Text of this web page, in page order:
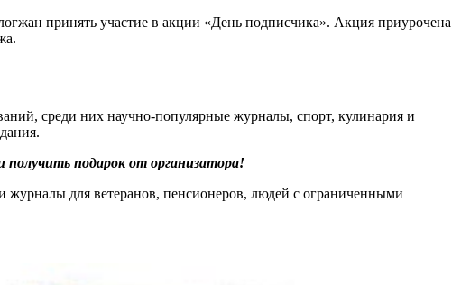
принять участие в акции «День подписчика». Акция приурочена
среди них научно-популярные журналы, спорт, кулинария и
получить подарок от организатора!
журналы для ветеранов, пенсионеров, людей с ограниченными